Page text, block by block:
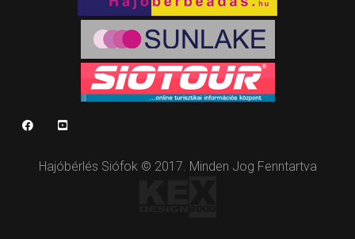
Hajóbérlés Siófok © 2017. Minden Jog Fenntartva